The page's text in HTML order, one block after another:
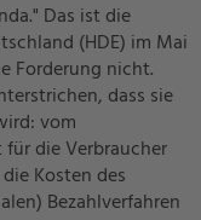
Das ist die
(HDE) im Mai
Forderung nicht.
dass sie
vom
die Verbraucher
Kosten des
Bezahlverfahren